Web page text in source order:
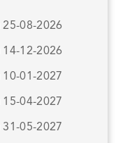
25-08-2026
14-12-2026
01-2027
04-2027
05-2027